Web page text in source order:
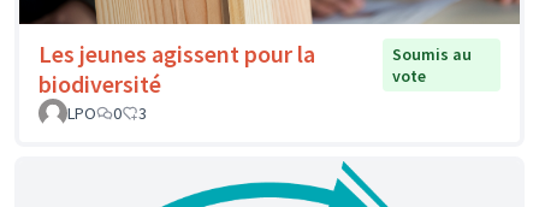
Les jeunes agissent pour la
biodiversité
Soumis au
vote
LPO
0 3